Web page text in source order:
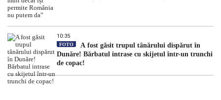
10:35
FOTO
A fost găsit trupul tânărului dispărut în
Dunăre! Bărbatul intrase cu skijetul într-un trunchi
de copac!